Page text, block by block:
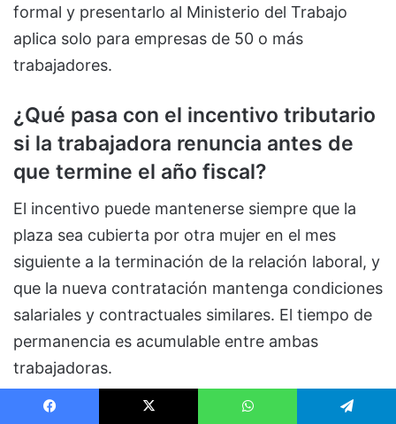
formal y presentarlo al Ministerio del Trabajo
aplica solo para empresas de 50 o más
trabajadores.
¿Qué pasa con el incentivo tributario
si la trabajadora renuncia antes de
que termine el año fiscal?
El incentivo puede mantenerse siempre que la
plaza sea cubierta por otra mujer en el mes
siguiente a la terminación de la relación laboral, y
que la nueva contratación mantenga condiciones
salariales y contractuales similares. El tiempo de
permanencia es acumulable entre ambas
trabajadoras.
¿El Crédito Emprende Violeta de